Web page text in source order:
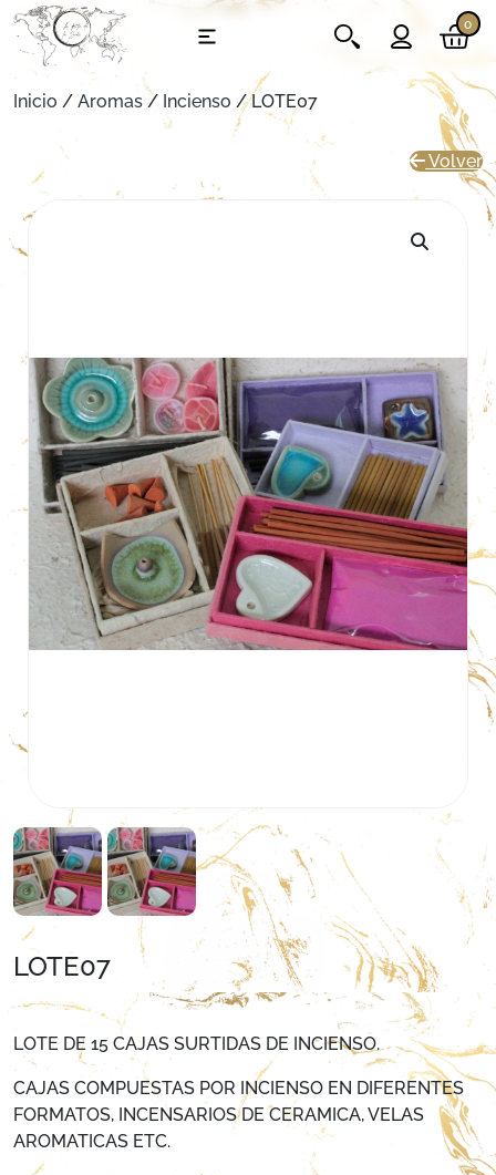
0
Inicio / Aromas / Incienso / LOTE07
Volver
LOTE07
LOTE DE 15 CAJAS SURTIDAS DE INCIENSO.
CAJAS COMPUESTAS POR INCIENSO EN DIFERENTES
FORMATOS, INCENSARIOS DE CERAMICA, VELAS
AROMATICAS ETC.